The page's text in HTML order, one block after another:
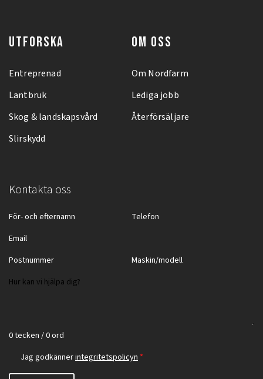
UTFORSKA
Entreprenad
Lantbruk
Skog & landskapsvård
Slirskydd
OM OSS
Om Nordfarm
Lediga jobb
Återförsäljare
Kontakta oss
0 tecken / 0 ord
Jag godkännerintegritetspolicyn *